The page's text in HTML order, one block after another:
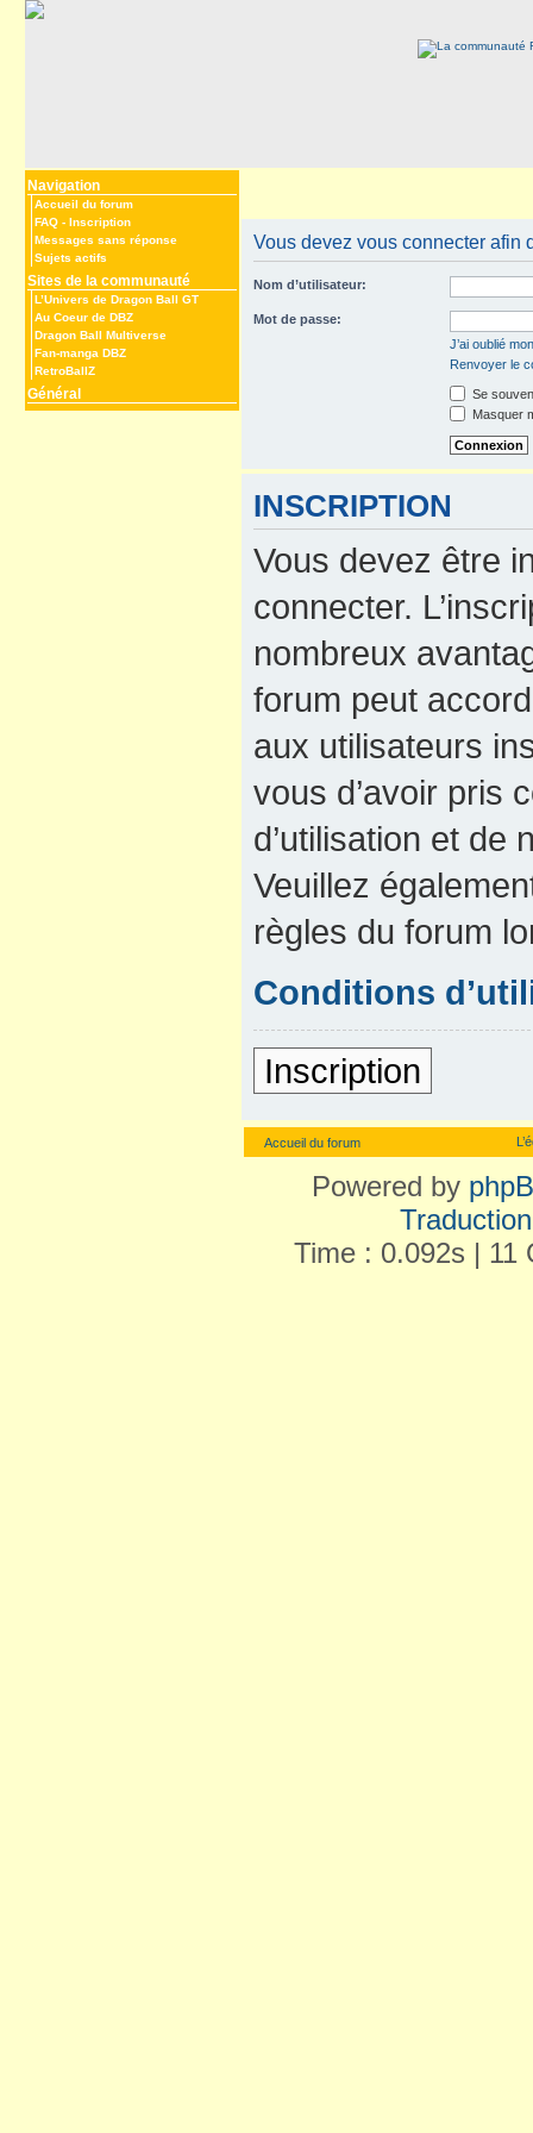
Navigation
Accueil du forum
FAQ - Inscription
Messages sans réponse
Sujets actifs
Sites de la communauté
L’Univers de Dragon Ball GT
Au Coeur de DBZ
Dragon Ball Multiverse
Fan-manga DBZ
RetroBallZ
Général
Vous devez vous connecter afin
Nom d’utilisateur:
Mot de passe:
J’ai oublié
Renvoyer le
Se
Masquer
INSCRIPTION
Vous devez être
connecter.
nombreux
forum peut
aux utilisateurs
vous d’avoir pris
d’utilisation et de
Veuillez
règles du forum
Conditions
Inscription
Accueil du forum
Powered by
Time : 0.092s | 11